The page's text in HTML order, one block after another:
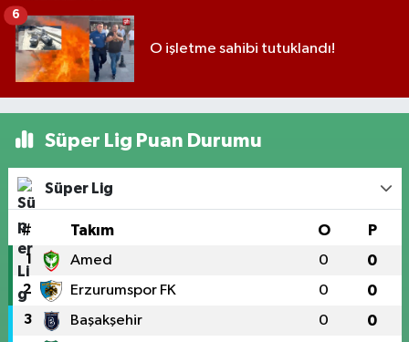
O işletme sahibi tutuklandı!
6
Süper Lig Puan Durumu
Süper Lig
# Takım O P
1 Amed 0 0
2 Erzurumspor FK 0 0
3 Başakşehir 0 0